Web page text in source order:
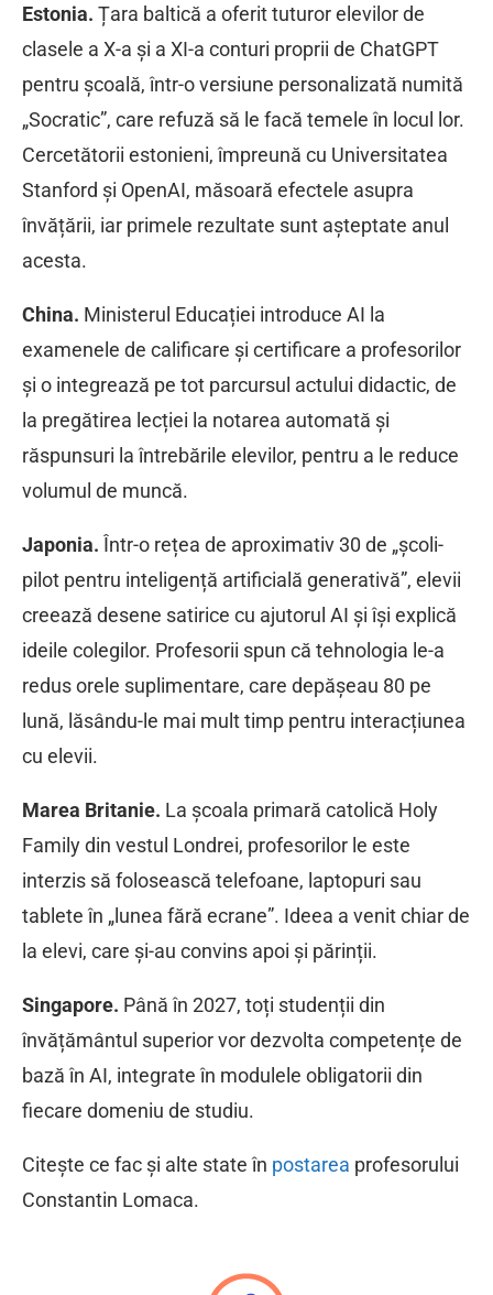
Estonia. Țara baltică a oferit tuturor elevilor de
clasele a X-a și a XI-a conturi proprii de ChatGPT
pentru școală, într-o versiune personalizată numită
„Socratic”, care refuză să le facă temele în locul lor.
Cercetătorii estonieni, împreună cu Universitatea
Stanford și OpenAI, măsoară efectele asupra
învățării, iar primele rezultate sunt așteptate anul
acesta.
China. Ministerul Educației introduce AI la
examenele de calificare și certificare a profesorilor
și o integrează pe tot parcursul actului didactic, de
la pregătirea lecției la notarea automată și
răspunsuri la întrebările elevilor, pentru a le reduce
volumul de muncă.
Japonia. Într-o rețea de aproximativ 30 de „școli-
pilot pentru inteligență artificială generativă”, elevii
creează desene satirice cu ajutorul AI și își explică
ideile colegilor. Profesorii spun că tehnologia le-a
redus orele suplimentare, care depășeau 80 pe
lună, lăsându-le mai mult timp pentru interacțiunea
cu elevii.
Marea Britanie. La școala primară catolică Holy
Family din vestul Londrei, profesorilor le este
interzis să folosească telefoane, laptopuri sau
tablete în „lunea fără ecrane”. Ideea a venit chiar de
la elevi, care și-au convins apoi și părinții.
Singapore. Până în 2027, toți studenții din
învățământul superior vor dezvolta competențe de
bază în AI, integrate în modulele obligatorii din
fiecare domeniu de studiu.
Citește ce fac și alte state în postarea profesorului
Constantin Lomaca.